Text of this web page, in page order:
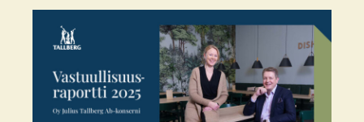
Synsamin lippulaivaliike tarjoaa huikeat 423 m² täyden
palvelun optiikkaa aivan Aleksanterinkadun ytimessä.
Enemmän tilaa, enemmän valikoimaa ja entistä
parempaa palvelua – kaikki asiakkaan parhaaksi.
Uudistetut tilat, sujuvampi…